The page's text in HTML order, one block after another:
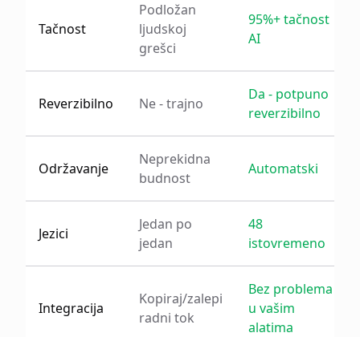
Tačnost
Podložan
ljudskoj
grešci
95%+ tačnost
AI
Reverzibilno Ne - trajno
Da - potpuno
reverzibilno
Održavanje
Neprekidna
budnost
Automatski
Jezici
Jedan po
jedan
48
istovremeno
Integracija
Kopiraj/zalepi
radni tok
Bez problema
u vašim
alatima